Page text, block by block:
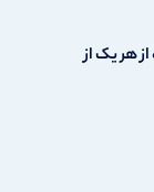
هر یک از